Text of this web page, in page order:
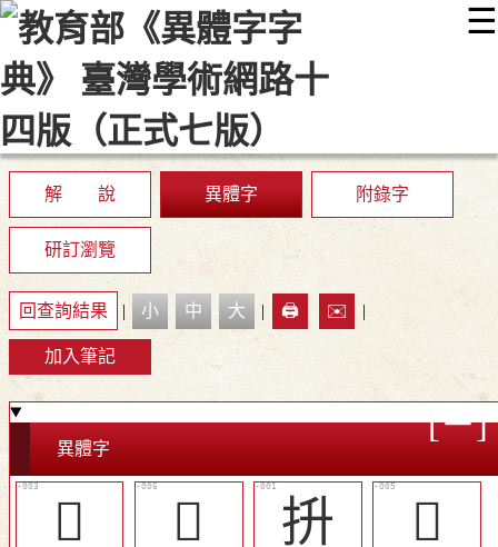
☰
::: 最新消息 常見問題 編輯說明
顯示模式
網站導覽
解 說 異體字 附錄字
研訂瀏覽
回查詢結果 | 小 中 大 | 🖨️ ✉️ |
加入筆記
異體字
𡏈 󲏦 抍
󲏥